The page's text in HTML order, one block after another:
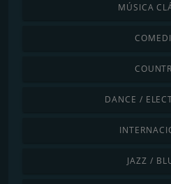
MÚSICA
DANCE /
JAZZ /